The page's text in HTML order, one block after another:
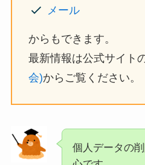
メール
からもできます。
最新情報は公式サイト
会)からご覧ください。
個人データの